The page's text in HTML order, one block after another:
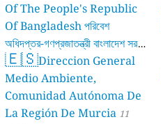
Of The People's Republic
Of Bangladesh পরিবেশ
অধিদপ্তর-গণপ্রজাতন্ত্রী বাংলাদেশ সরকার
17 stations
🇪🇸Direccion General
Medio Ambiente,
Comunidad Autónoma De
La Región De Murcia 11